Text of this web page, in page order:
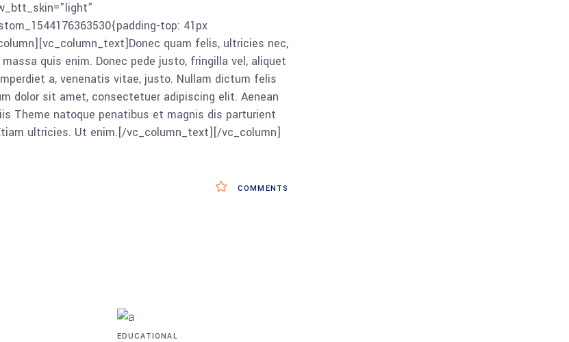
top: 41px
quam felis, ultricies nec,
quis enim. Donec pede justo, fringilla vel, aliquet
a, venenatis vitae, justo. Nullam dictum felis
dolor sit amet, consectetuer adipiscing elit. Aenean
Theme natoque penatibus et magnis dis parturient
ultricies. Ut enim.[/vc_column_text][/vc_column]
COMMENTS
EDUCATIONAL